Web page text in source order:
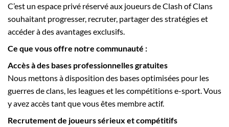
C’est un espace privé réservé aux joueurs de Clash of Clans
souhaitant progresser, recruter, partager des stratégies et
accéder à des avantages exclusifs.
Ce que vous offre notre communauté :
Accès à des bases professionnelles gratuites
Nous mettons à disposition des bases optimisées pour les
guerres de clans, les leagues et les compétitions e-sport. Vous
y avez accès tant que vous êtes membre actif.
Recrutement de joueurs sérieux et compétitifs